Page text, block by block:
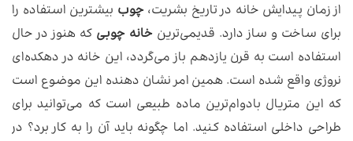
از زمان پیدایش خانه در تاریخ بشریت،چوب بیشترین استفاده را
برای ساخت و ساز دارد. قدیمی‌ترین خانه چوبی که هنوز در حال
استفاده است به قرن یازدهم باز می‌گردد، این خانه در دهکده‌ای
نروژی واقع شده است. همین امر نشان دهنده این موضوع است
که این متریال بادوام‌ترین ماده طبیعی است که می‌توانید برای
طراحی داخلی استفاده کنید. اما چگونه باید آن را به کار برد؟ در